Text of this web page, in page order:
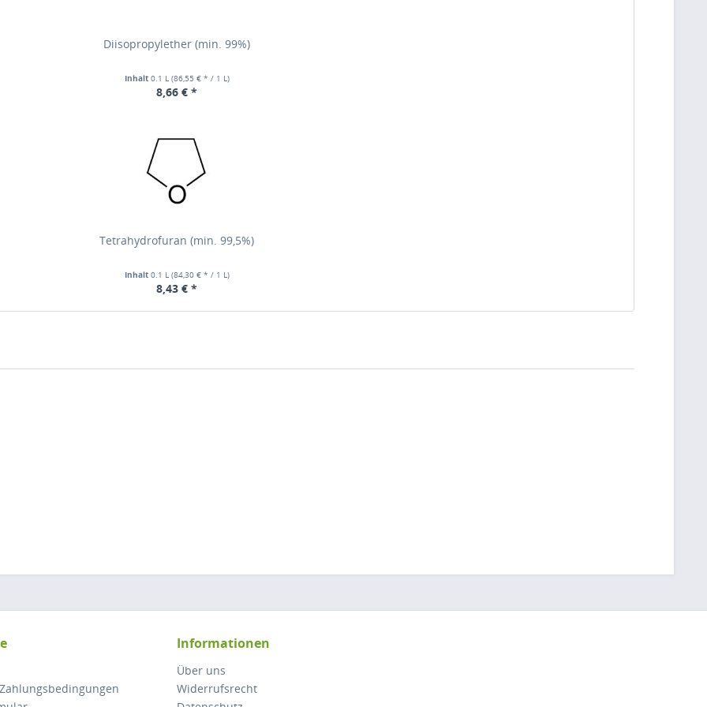
Diisopropylether (min. 99%)
Inhalt 0.1 L (86,55 € * / 1 L)
8,66 € *
Tetrahydrofuran (min. 99,5%)
Inhalt 0.1 L (84,30 € * / 1 L)
8,43 € *
Informationen
Über uns
Widerrufsrecht